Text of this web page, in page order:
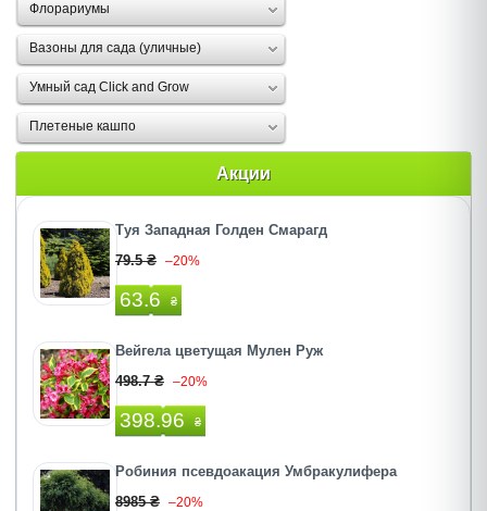
Флорариумы
Вазоны для сада (уличные)
Умный сад Click and Grow
Плетеные кашпо
Акции
Туя Западная Голден Смарагд
79.5 ₴ –20%
63.6 ₴
Вейгела цветущая Мулен Руж
498.7 ₴ –20%
398.96 ₴
Робиния псевдоакация Умбракулифера
8985 ₴ –20%